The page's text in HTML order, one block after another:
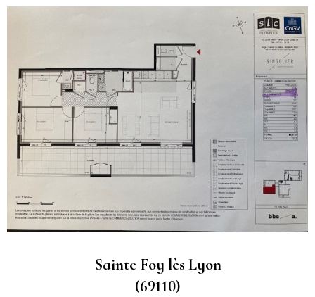
Sainte Foy lès Lyon
(69110)